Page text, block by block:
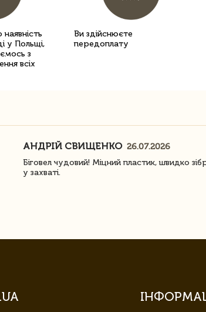
у Польщі,
з
всіх
Ви здійснюєте
передоплату
АНДРІЙ СВИЩЕНКО 26.07.2026
Біговел чудовий! Міцний пластик, швидко
у захваті.